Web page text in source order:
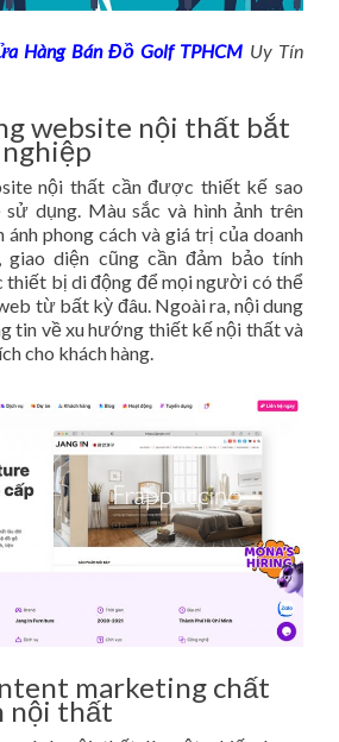
Hàng Bán Đồ Golf TPHCM Uy Tín
website nội thất bắt
nội thất cần được thiết kế sao
dụng. Màu sắc và hình ảnh trên
ánh phong cách và giá trị của doanh
giao diện cũng cần đảm bảo tính
bị di động để mọi người có thể
từ bất kỳ đâu. Ngoài ra, nội dung
tin về xu hướng thiết kế nội thất và
cho khách hàng.
marketing chất
nội thất